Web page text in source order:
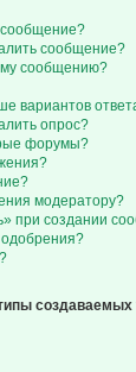
сообщение?
сообщение?
сообщению?
вариантов
опрос?
форумы?
модератору?
при создании
создаваемых